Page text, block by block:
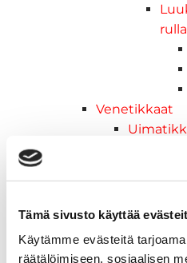
Tämä sivusto käyttää
Käytämme evästeitä
räätälöimiseen, sosiaalisen
Venetikkaat
Muut